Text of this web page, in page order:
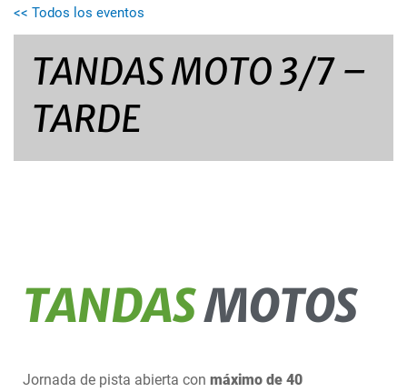
<< Todos los eventos
TANDAS MOTO 3/7 –
TARDE
TANDASMOTOS
Jornada de pista abierta con máximo de 40